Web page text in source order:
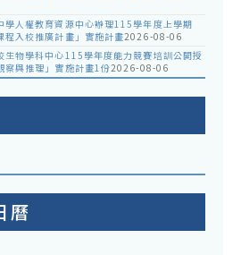
學人權教育資源中心辦理115學年度上學期
程入校推廣計畫」實施計畫2026-08-06
生物學科中心115學年度能力競賽培訓公開授
察與推理」實施計畫1份2026-08-06
曆